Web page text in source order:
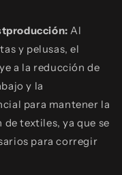
Al
y pelusas, el
a la reducción de
y la
para mantener la
textiles, ya que se
para corregir